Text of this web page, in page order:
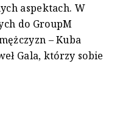
aspektach. W
do GroupM
– Kuba
Gala, którzy sobie